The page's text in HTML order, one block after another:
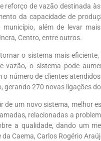
reforço de vazão destinada
da capacidade de
município, além de levar
Centro, entre outros.
o sistema mais
vazão, o sistema pode
número de clientes
gerando 270 novas ligações
de um novo sistema, melhor
relacionadas a
a qualidade, dando um
Caema, Carlos Rogério